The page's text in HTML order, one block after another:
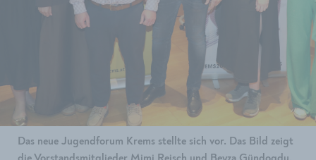
Das neue Jugendforum Krems stellte sich vor. Das Bild zeigt